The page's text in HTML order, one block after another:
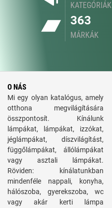
KATEGÓRIÁK
363
MÁRKÁK
O NÁS
Mi egy olyan katalógus, amely
otthona megvilágítására
összpontosít. Kínálunk
lámpákat, lámpákat, izzókat,
jéglámpákat, díszvilágítást,
függőlámpákat, állólámpákat
vagy asztali lámpákat.
Röviden: kínálatunkban
mindenféle nappali, konyha,
hálószoba, gyerekszoba, wc
vagy akár kerti lámpa